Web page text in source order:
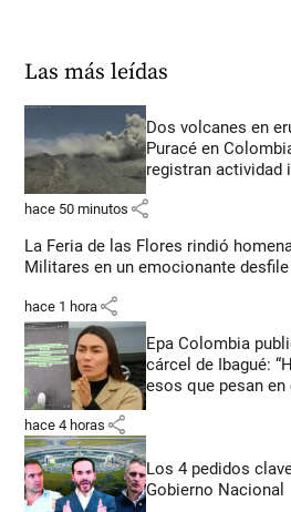
Las más leídas
Dos volcanes en
Puracé en
registran actividad
hace 50 minutos share
La Feria de las Flores rindió
Militares en un emocionante desfile
hace 1 hora share
Epa Colombia
cárcel de Ibagué:
esos que pesan en
hace 4 horas share
Los 4 pedidos
Gobierno Nacional